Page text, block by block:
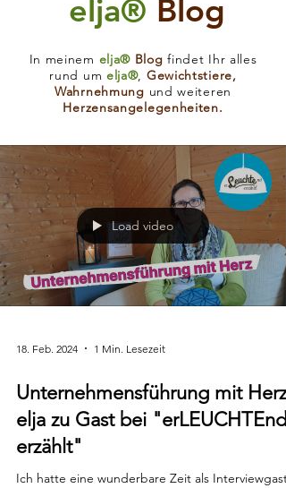
elja® Blog
In meinem elja® Blog findet Ihr alles
rund um elja®, Gewichtstiere,
Wahrnehmung und weiteren
Herzensangelegenheiten.
Load video
18. Feb. 2024 1 Min. Lesezeit
Unternehmensführung mit Herz -
elja zu Gast bei "erLEUCHTEnd
erzählt"
Ich hatte eine wunderbare Zeit als Interviewgast